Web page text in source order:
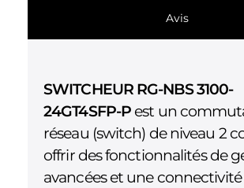
Avis
SWITCHEUR RG-NBS 3100-
24GT4SFP-P est un
réseau (switch) de niveau 2
offrir des fonctionnalités de
avancées et une